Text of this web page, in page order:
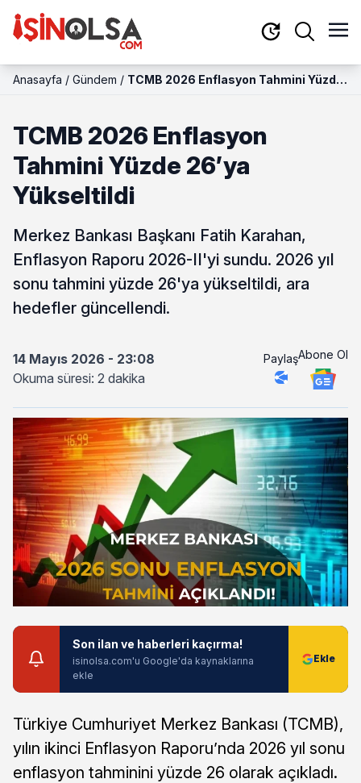
Anasayfa / Gündem / TCMB 2026 Enflasyon Tahmini Yüzde
TCMB 2026 Enflasyon
Tahmini Yüzde 26’ya
Yükseltildi
Merkez Bankası Başkanı Fatih Karahan,
Enflasyon Raporu 2026-II'yi sundu. 2026 yıl
sonu tahmini yüzde 26'ya yükseltildi, ara
hedefler güncellendi.
14 Mayıs 2026 - 23:08
Okuma süresi: 2 dakika
PaylaşAbone Ol
Son ilan ve haberleri kaçırma!
isinolsa.com'u Google'da kaynaklarına
ekle
Türkiye Cumhuriyet Merkez Bankası (TCMB),
yılın ikinci Enflasyon Raporu’nda 2026 yıl sonu
enflasyon tahminini yüzde 26 olarak açıkladı.